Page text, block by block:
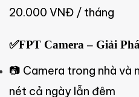
20.000 VNĐ / tháng
✅FPT Camera – Giải
📷 Camera trong nhà và
nét cả ngày lẫn đêm